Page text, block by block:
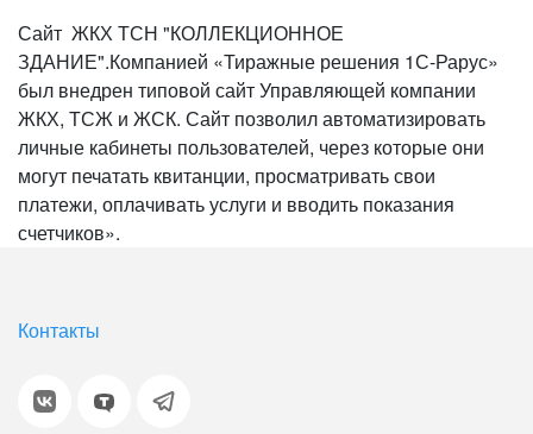
Сайт ЖКХ ТСН "КОЛЛЕКЦИОННОЕ
ЗДАНИЕ".Компанией «Тиражные решения 1С-Рарус»
был внедрен типовой сайт Управляющей компании
ЖКХ, ТСЖ и ЖСК. Сайт позволил автоматизировать
личные кабинеты пользователей, через которые они
могут печатать квитанции, просматривать свои
платежи, оплачивать услуги и вводить показания
счетчиков».
Контакты